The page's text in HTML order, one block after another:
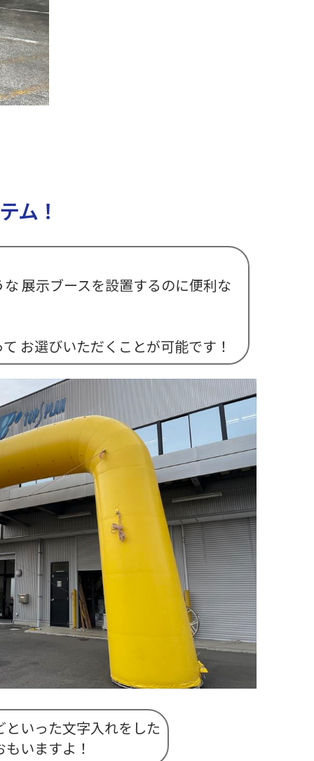
ム！
展示ブースを設置するのに便利な
お選びいただくことが可能です！
いった文字入れをした
いますよ！